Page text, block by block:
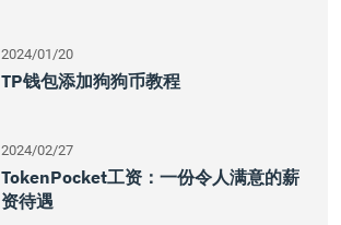
2024/01/20
TP钱包添加狗狗币教程
2024/02/27
TokenPocket工资：一份令人满意的薪
资待遇